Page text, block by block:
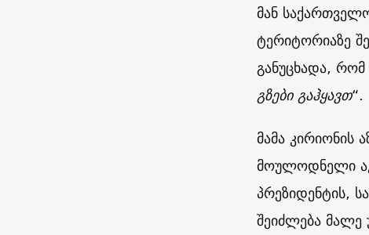
მან
ტერიტორიაზე
განუცხადა, რომ
გზები გაჰყავთ“.
მამა კირიონის
მოულოდნელი
პრეზიდენტის,
შეიძლება